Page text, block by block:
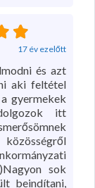
17 év ezelőtt
és azt
aki feltétel
gyermekek
itt
sok
beindítani,